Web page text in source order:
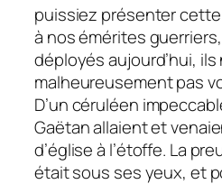
puissiez présenter
à nos émérites
déployés aujourd’hui,
malheureusement pas
D’un céruléen
Gaëtan allaient et
d’église à l’étoffe. La
était sous ses yeux, et